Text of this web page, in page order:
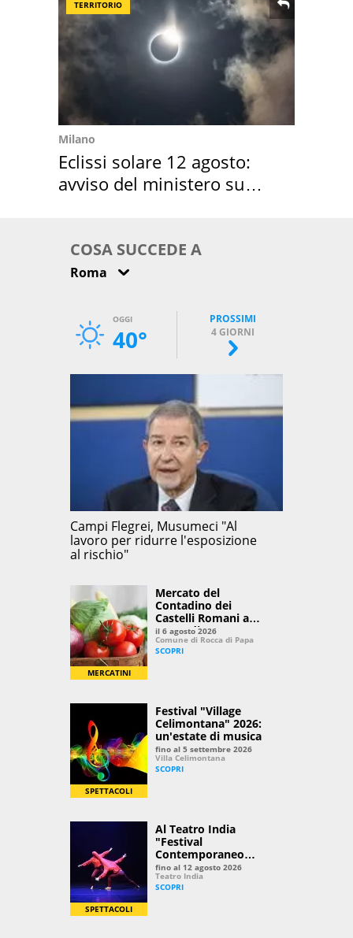
TERRITORIO
Milano
Eclissi solare 12 agosto:
avviso del ministero su